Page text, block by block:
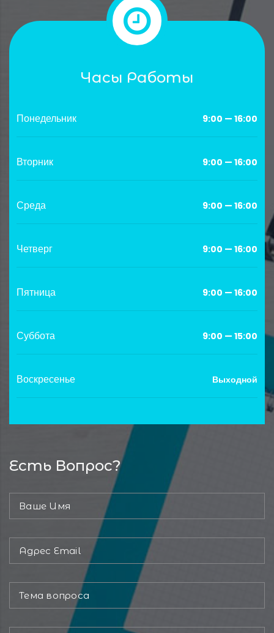
Часы Работы
Понедельник 9:00 — 16:00
Вторник 9:00 — 16:00
Среда 9:00 — 16:00
Четверг 9:00 — 16:00
Пятница 9:00 — 16:00
Суббота 9:00 — 15:00
Воскресенье Выходной
Есть Вопрос?